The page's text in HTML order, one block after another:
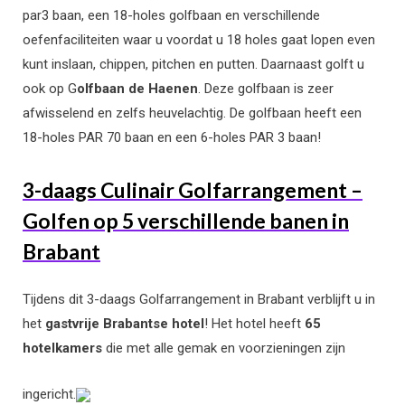
par3 baan, een 18-holes golfbaan en verschillende
oefenfaciliteiten waar u voordat u 18 holes gaat lopen even
kunt inslaan, chippen, pitchen en putten. Daarnaast golft u
ook op Golfbaan de Haenen. Deze golfbaan is zeer
afwisselend en zelfs heuvelachtig. De golfbaan heeft een
18-holes PAR 70 baan en een 6-holes PAR 3 baan!
3-daags Culinair Golfarrangement –
Golfen op 5 verschillende banen in
Brabant
Tijdens dit 3-daags Golfarrangement in Brabant verblijft u in
het gastvrije Brabantse hotel! Het hotel heeft 65
hotelkamers die met alle gemak en voorzieningen zijn
ingericht.